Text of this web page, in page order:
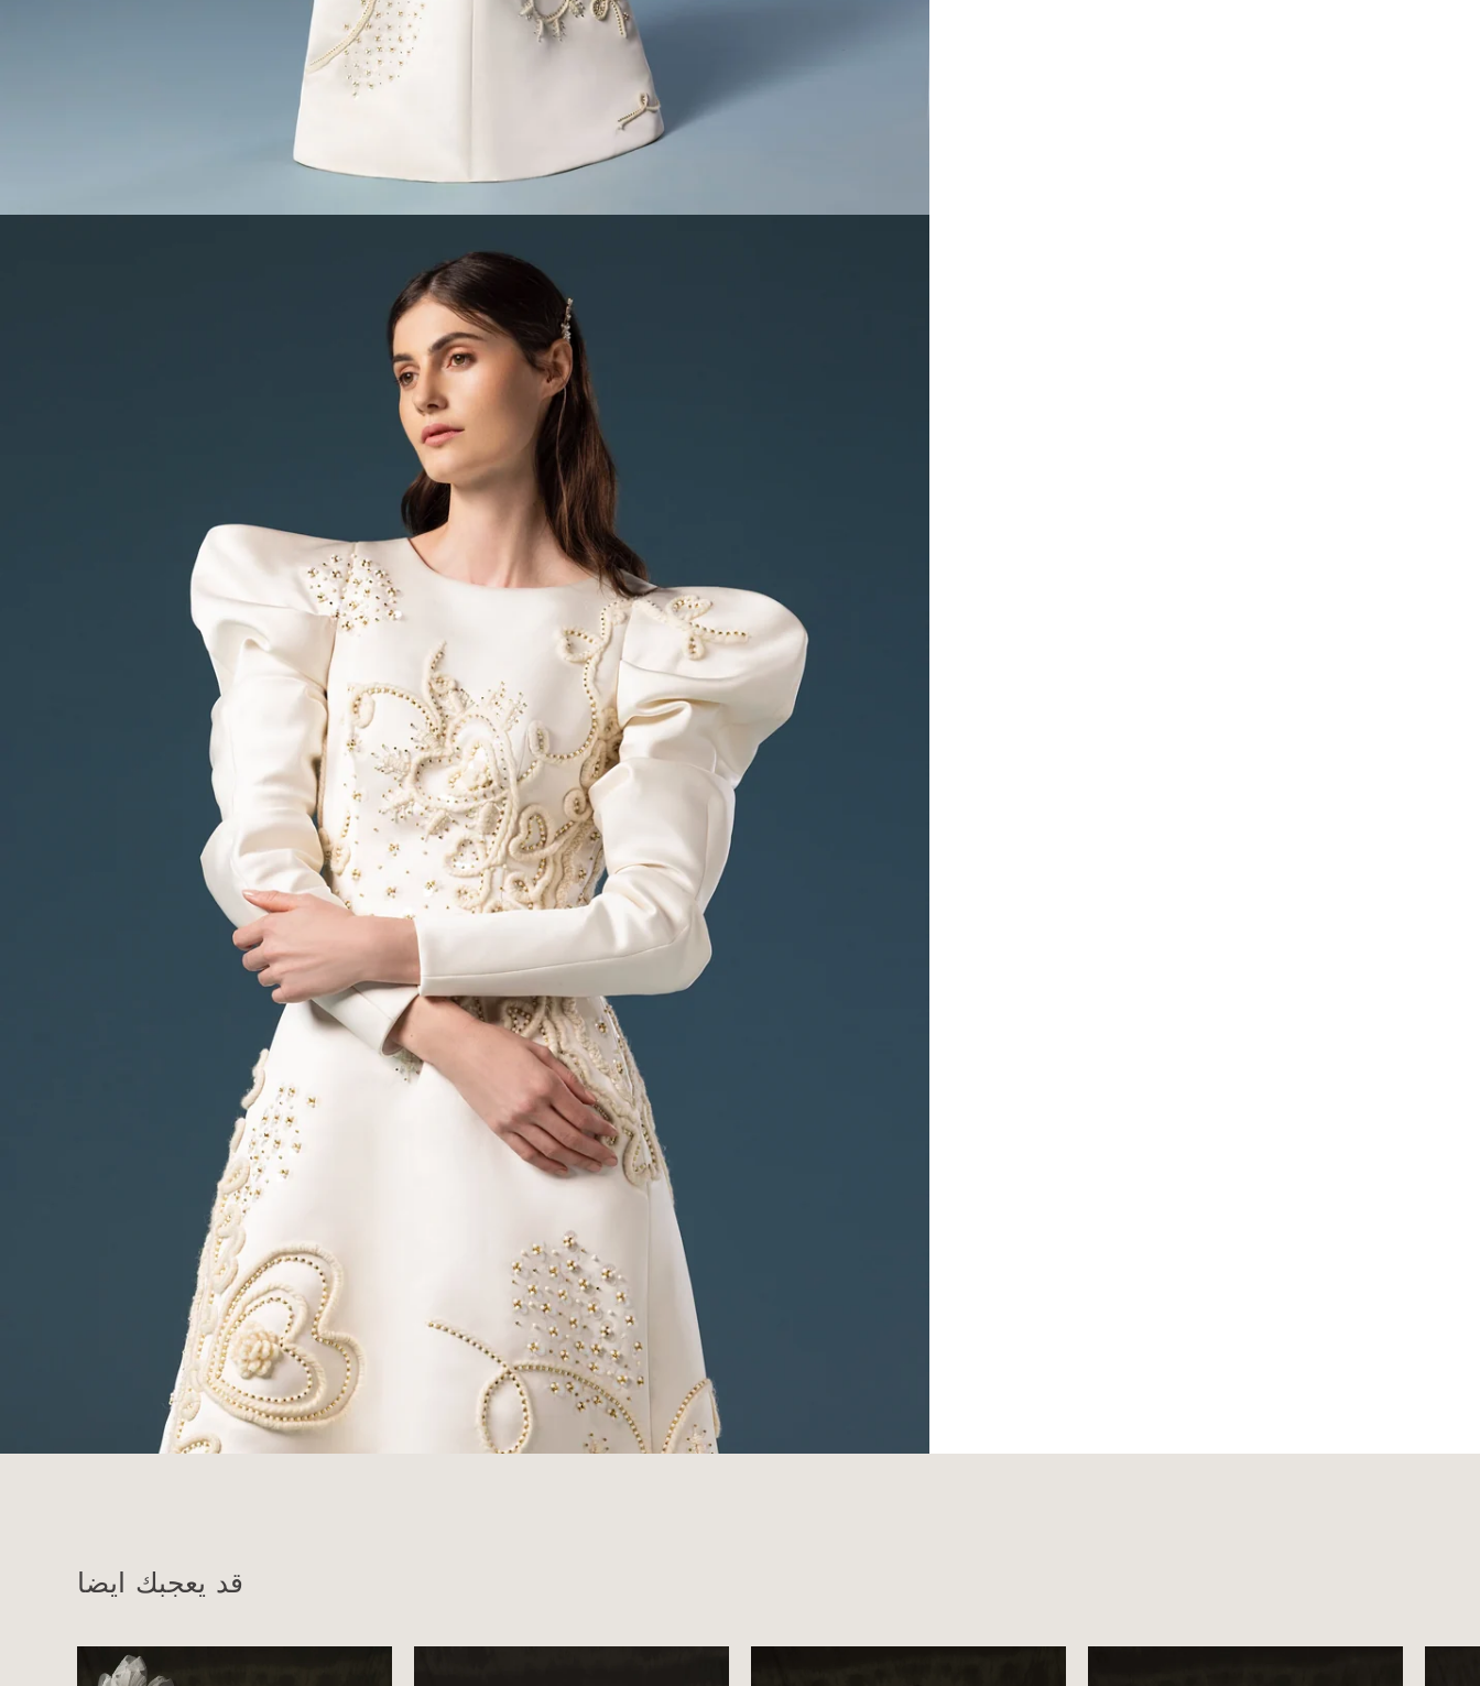
قد يعجبك ايضا